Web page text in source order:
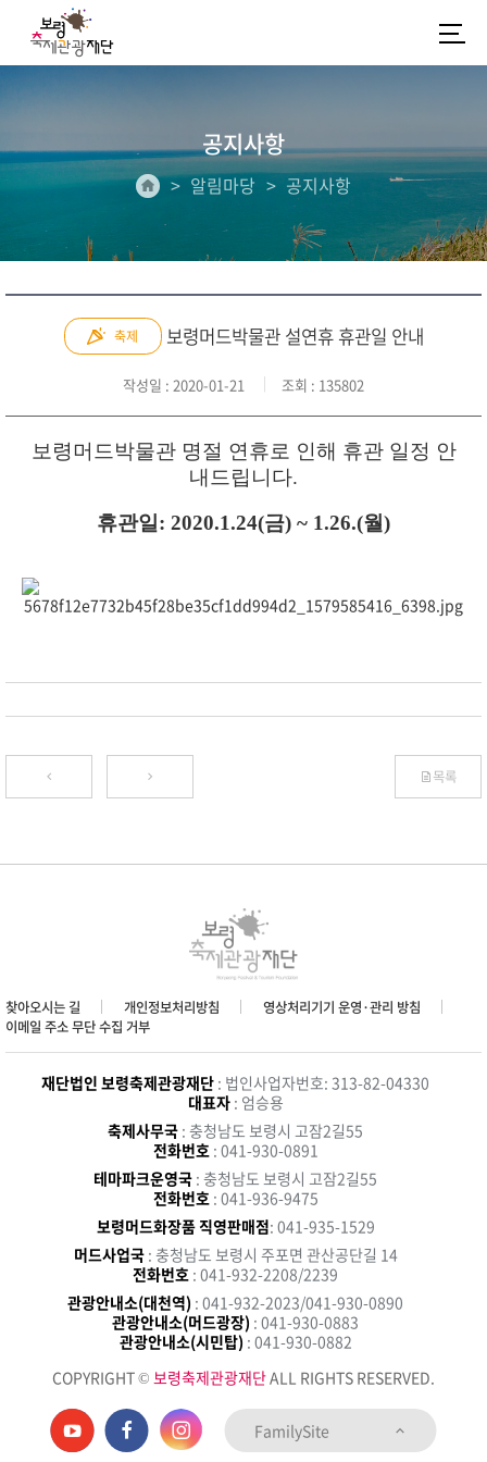
공지사항
알림마당 공지사항
축제 보령머드박물관 설연휴 휴관일 안내
작성일 : 2020-01-21 조회 : 135802
보령머드박물관 명절 연휴로 인해 휴관 일정 안
내드립니다.
휴관일: 2020.1.24(금) ~ 1.26.(월)
목록
찾아오시는 길 개인정보처리방침
영상처리기기 운영·관리 방침
이메일 주소 무단 수집 거부
재단법인 보령축제관광재단 : 법인사업자번호: 313-82-04330
대표자: 엄승용
축제사무국 : 충청남도 보령시 고잠2길55
전화번호 : 041-930-0891
테마파크운영국 : 충청남도 보령시 고잠2길55
전화번호 : 041-936-9475
보령머드화장품 직영판매점: 041-935-1529
머드사업국 : 충청남도 보령시 주포면 관산공단길 14
전화번호 : 041-932-2208/2239
관광안내소(대천역) : 041-932-2023/041-930-0890
관광안내소(머드광장) : 041-930-0883
관광안내소(시민탑) : 041-930-0882
COPYRIGHT © 보령축제관광재단ALL RIGHTS RESERVED.
FamilySite